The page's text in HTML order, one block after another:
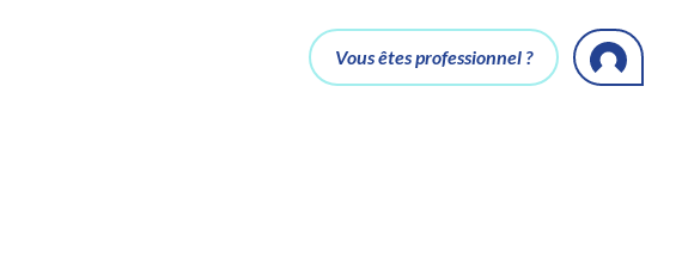
Vous êtes professionnel ?